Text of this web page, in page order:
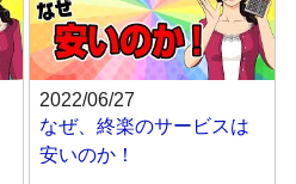
2022/06/27
なぜ、終楽のサービスは
安いのか！